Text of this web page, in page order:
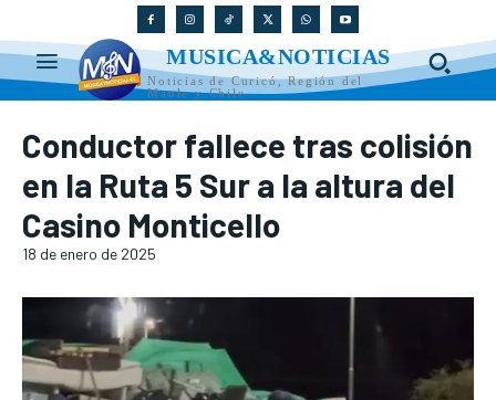
MUSICA&NOTICIAS
Noticias de Curicó, Región del
Maule y Chile
Conductor fallece tras colisión
en la Ruta 5 Sur a la altura del
Casino Monticello
18 de enero de 2025